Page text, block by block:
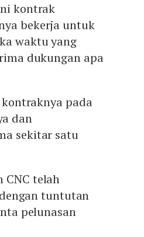
kontrak
bekerja untuk
waktu yang
dukungan apa
pada
dan
sekitar satu
CNC telah
tuntutan
pelunasan